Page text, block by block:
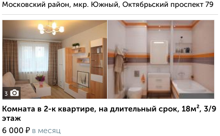
Московский район, мкр. Южный, Октябрьский проспект 79
3
Комната в 2-к квартире, на длительный срок, 18м², 3/9
этаж
6 000 ₽ в месяц